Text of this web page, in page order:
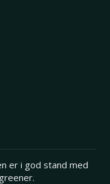
er i god stand med